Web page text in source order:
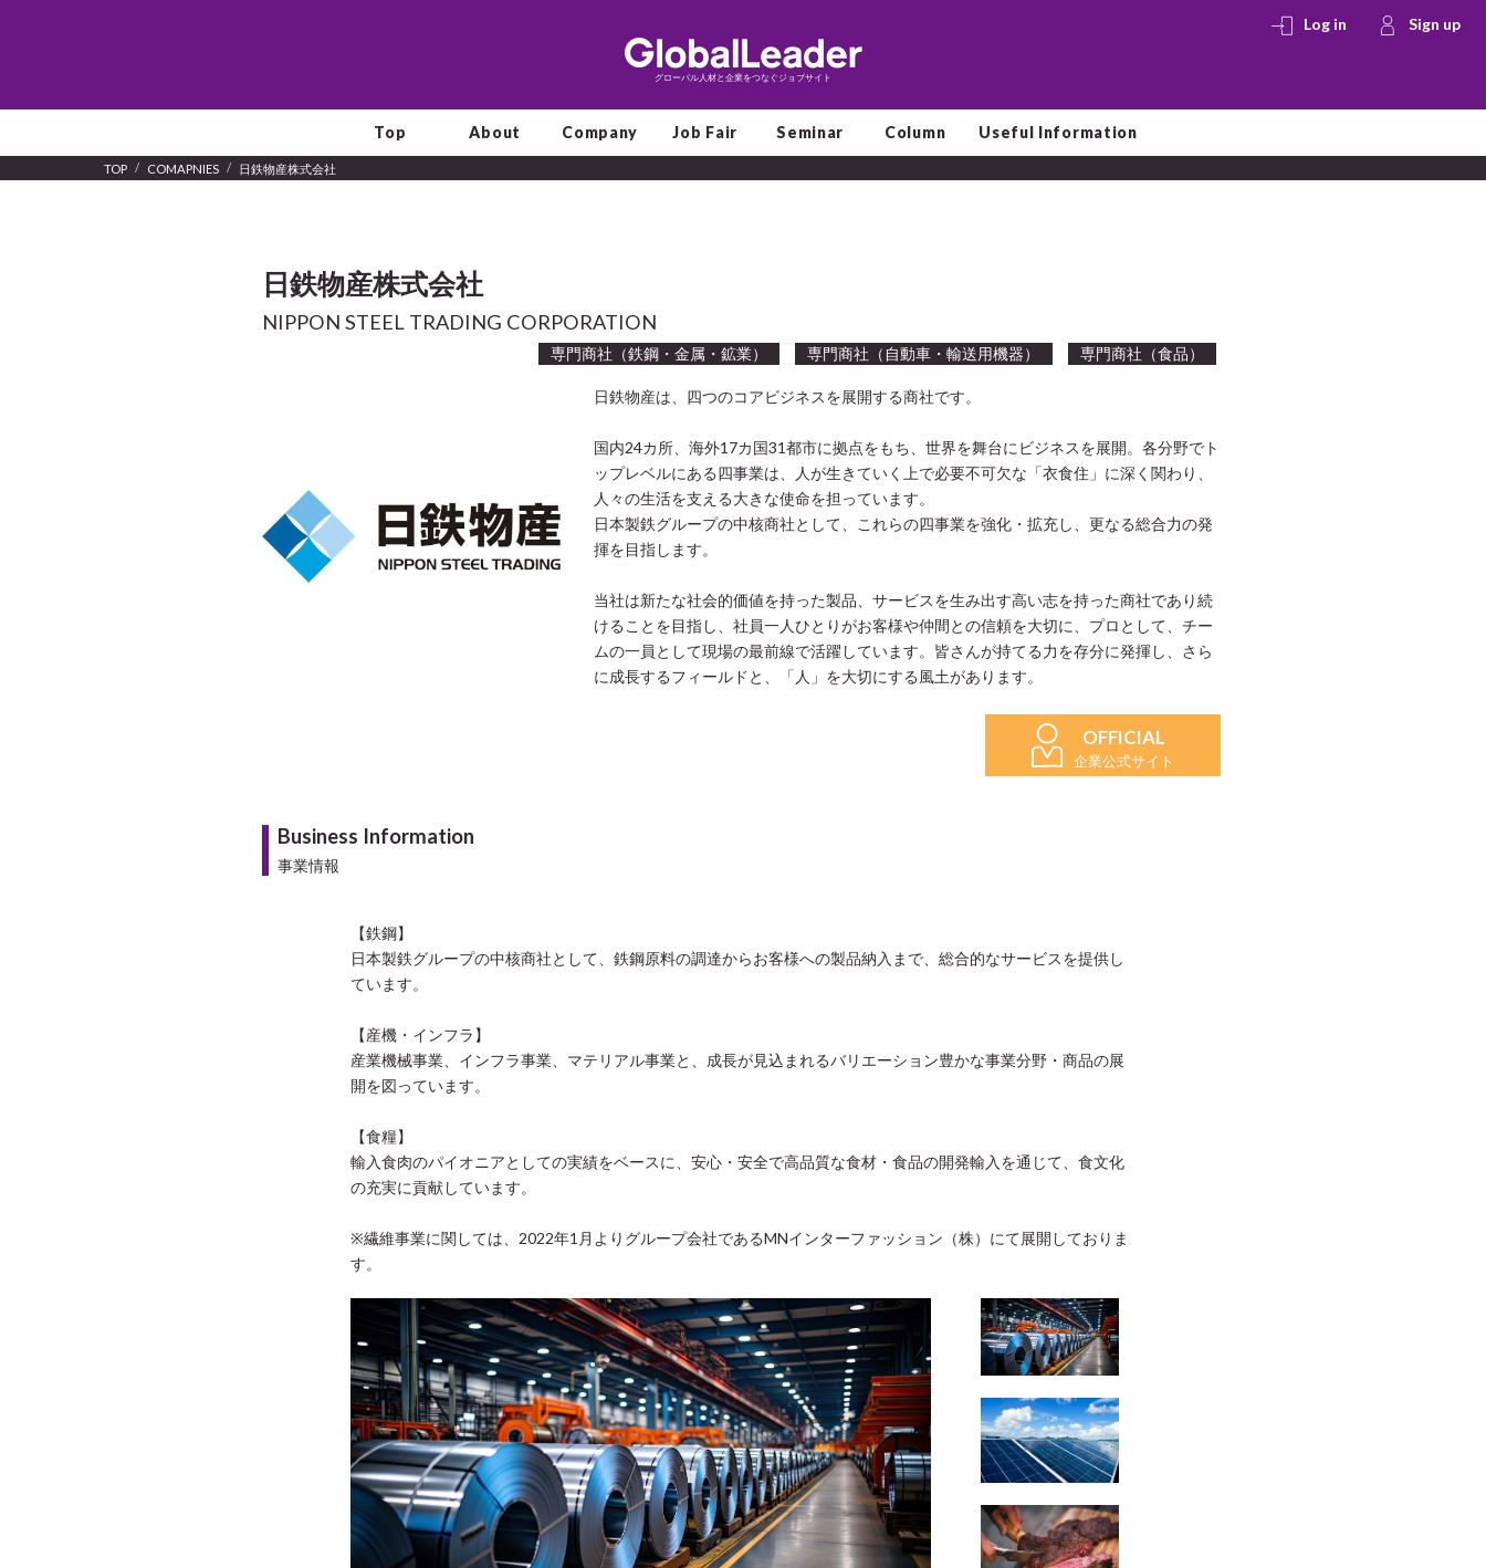
グローバル人材と企業をつなぐジョブサイト
Log in Sign up
Top About Company Job Fair Seminar Column Useful Information
TOP COMAPNIES 日鉄物産株式会社
日鉄物産株式会社
NIPPON STEEL TRADING CORPORATION
専門商社（鉄鋼・金属・鉱業） 専門商社（自動車・輸送用機器） 専門商社（食品）
日鉄物産は、四つのコアビジネスを展開する商社です。
国内24カ所、海外17カ国31都市に拠点をもち、世界を舞台にビジネスを展開。各分野でト
ップレベルにある四事業は、人が生きていく上で必要不可欠な「衣食住」に深く関わり、
人々の生活を支える大きな使命を担っています。
日本製鉄グループの中核商社として、これらの四事業を強化・拡充し、更なる総合力の発
揮を目指します。
当社は新たな社会的価値を持った製品、サービスを生み出す高い志を持った商社であり続
けることを目指し、社員一人ひとりがお客様や仲間との信頼を大切に、プロとして、チー
ムの一員として現場の最前線で活躍しています。皆さんが持てる力を存分に発揮し、さら
に成長するフィールドと、「人」を大切にする風土があります。
OFFICIAL
企業公式サイト
Business Information
事業情報
【鉄鋼】
日本製鉄グループの中核商社として、鉄鋼原料の調達からお客様への製品納入まで、総合的なサービスを提供し
ています。
【産機・インフラ】
産業機械事業、インフラ事業、マテリアル事業と、成長が見込まれるバリエーション豊かな事業分野・商品の展
開を図っています。
【食糧】
輸入食肉のパイオニアとしての実績をベースに、安心・安全で高品質な食材・食品の開発輸入を通じて、食文化
の充実に貢献しています。
※繊維事業に関しては、2022年1月よりグループ会社であるMNインターファッション（株）にて展開しておりま
す。